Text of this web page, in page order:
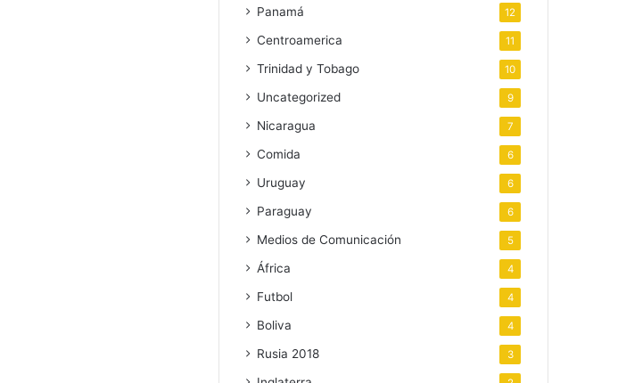
Panamá 12
Centroamerica 11
Trinidad y Tobago 10
Uncategorized 9
Nicaragua 7
Comida 6
Uruguay 6
Paraguay 6
Medios de Comunicación 5
África 4
Futbol 4
Boliva 4
Rusia 2018 3